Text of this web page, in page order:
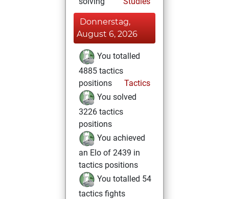
Donnerstag,
August 6, 2026
You totalled
4885 tactics
positions
Tactics
You solved
3226 tactics
positions
You achieved
an Elo of 2439 in
tactics positions
You totalled 54
tactics fights